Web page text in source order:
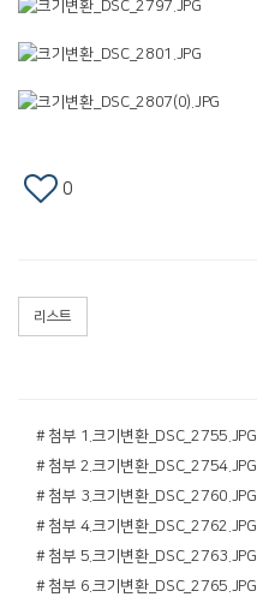
0
리스트
# 첨부 1.크기변환_DSC_2755.JPG
# 첨부 2.크기변환_DSC_2754.JPG
# 첨부 3.크기변환_DSC_2760.JPG
# 첨부 4.크기변환_DSC_2762.JPG
# 첨부 5.크기변환_DSC_2763.JPG
# 첨부 6.크기변환_DSC_2765.JPG